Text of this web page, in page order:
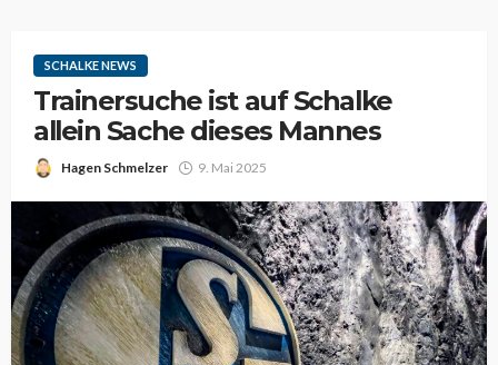
SCHALKE NEWS
Trainersuche ist auf Schalke
allein Sache dieses Mannes
Hagen Schmelzer 9. Mai 2025